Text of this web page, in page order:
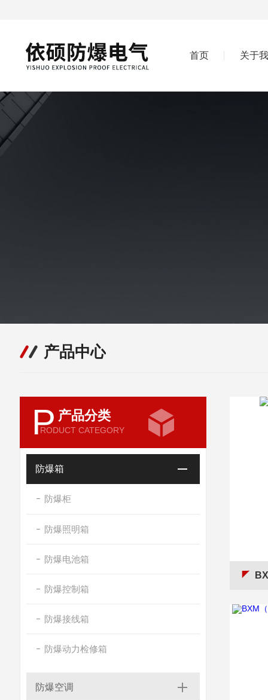
首页 关于
产品中心
P 产品分类
RODUCT CATEGORY
防爆箱
防爆柜
防爆照明箱
防爆电池箱
防爆控制箱
防爆接线箱
防爆动力检修箱
防爆空调